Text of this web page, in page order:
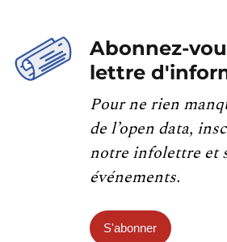
Abonnez-
lettre
Pour ne rien
de l’open data,
notre infolettre et
événements.
S'abonner